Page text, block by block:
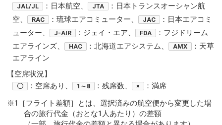
JAL/JL ：日本航空、 JTA
：日本トランスオーシャン航
空、
RAC ：琉球エアコミューター、 JAC
：日本エアコミ
ューター、
J-AIR ：ジェイ・エア、 FDA
：フジドリーム
エアラインズ、
HAC ：北海道エアシステム、 AMX
：天草
エアライン
【空席状況】
〇 ：空席あり、 1～8 ：残席数、 ×
：満席
※1［フライト差額］とは、選択済みの航空便から変更した場
合の旅行代金（おとな1人あたり）の差額